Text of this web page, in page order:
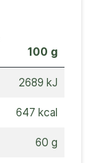
100 g
2689 kJ
647 kcal
60 g